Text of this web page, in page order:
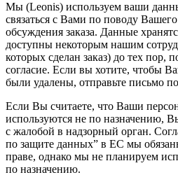
Мы (Leonis) используем ваши
связаться с Вами по поводу
обсуждения заказа. Данные
доступны некоторым нашим
которых сделан заказ) до тех пор,
согласие. Если вы хотите, чтобы
были удалены, отправьте письмо
Если Вы считаете, что Ваши
используются не по назначению,
с жалобой в надзорный орган.
по защите данных” в ЕС мы
праве, однако мы не планируем
по назначению.